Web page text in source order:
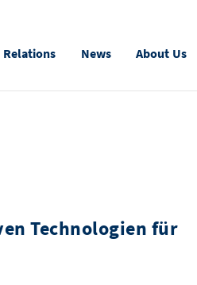
News About Us
Technologien für